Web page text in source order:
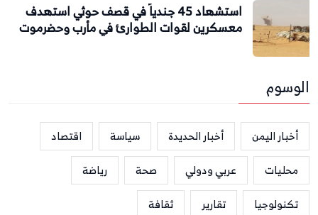
استشهاد 45 جندياً في قصف حوثي استهدف
معسكرين لقوات الطوارئ في مأرب وحضرموت
الوسوم
أخبار اليمن أخبار الحديدة سياسة
اقتصاد
محليات
عربي ودولي صحة
رياضة
تكنولوجيا
تقارير ثقافة